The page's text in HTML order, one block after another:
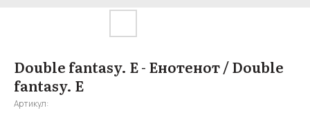
Double fantasy. Е - Енотенот / Double
fantasy. Е
Артикул: